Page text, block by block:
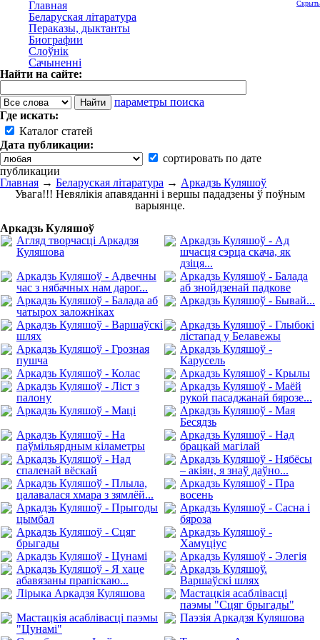
Главная
Беларуская літаратура
Пераказы, дыктанты
Биографии
Слоўнік
Сачыненні
Найти на сайте:
параметры поиска
Где искать:
Каталог статей
Дата публикации:
сортировать по дате
публикации
Скрыть
Главная → Беларуская літаратура → Аркадзь Куляшоў
Увага!!! Невялікія апавяданні і вершы пададзены ў поўным
варыянце.
Аркадзь Куляшоў
Агляд творчасці Аркадзя
Куляшова
Аркадзь Куляшоў - Ад
шчасця сэрца скача, як
дзіця...
Аркадзь Куляшоў - Адвечны
час з нябачных нам дарог...
Аркадзь Куляшоў - Балада
аб знойдзенай падкове
Аркадзь Куляшоў - Балада аб
чатырох заложніках
Аркадзь Куляшоў - Бывай...
Аркадзь Куляшоў - Варшаўскі
шлях
Аркадзь Куляшоў - Глыбокі
лістапад у Белавежы
Аркадзь Куляшоў - Грозная
пушча
Аркадзь Куляшоў -
Карусель
Аркадзь Куляшоў - Колас
Аркадзь Куляшоў - Крылы
Аркадзь Куляшоў - Ліст з
палону
Аркадзь Куляшоў - Маёй
рукой пасаджанай бярозе...
Аркадзь Куляшоў - Маці
Аркадзь Куляшоў - Мая
Бесядзь
Аркадзь Куляшоў - На
паўмільярдным кіламетры
Аркадзь Куляшоў - Над
брацкай магілай
Аркадзь Куляшоў - Над
спаленай вёскай
Аркадзь Куляшоў - Нябёсы
– акіян, я знаў даўно...
Аркадзь Куляшоў - Плыла,
цалавалася хмара з зямлёй...
Аркадзь Куляшоў - Пра
восень
Аркадзь Куляшоў - Прыгоды
цымбал
Аркадзь Куляшоў - Сасна і
бяроза
Аркадзь Куляшоў - Сцяг
брыгады
Аркадзь Куляшоў -
Хамуціус
Аркадзь Куляшоў - Цунамі
Аркадзь Куляшоў - Элегія
Аркадзь Куляшоў - Я хаце
абавязаны прапіскаю...
Аркадзь Куляшоў.
Варшаўскі шлях
Лірыка Аркадзя Куляшова
Мастацкія асаблівасці
паэмы "Сцяг брыгады"
Мастацкія асаблівасці паэмы
"Цунамі"
Паэзія Аркадзя Куляшова